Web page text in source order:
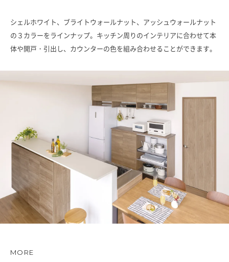
シェルホワイト、ブライトウォールナット、アッシュウォールナット
の３カラーをラインナップ。キッチン周りのインテリアに合わせて本
体や開戸・引出し、カウンターの色を組み合わせることができます。
MORE